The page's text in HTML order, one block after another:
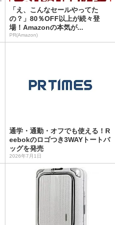
「え、こんなセールやってた
の？」80％OFF以上が続々登
場！Amazonの本気が...
PR(Amazon)
通学・通勤・オフでも使える！R
eebokのロゴつき3WAYトートバ
ッグを発売
2026年7月1日